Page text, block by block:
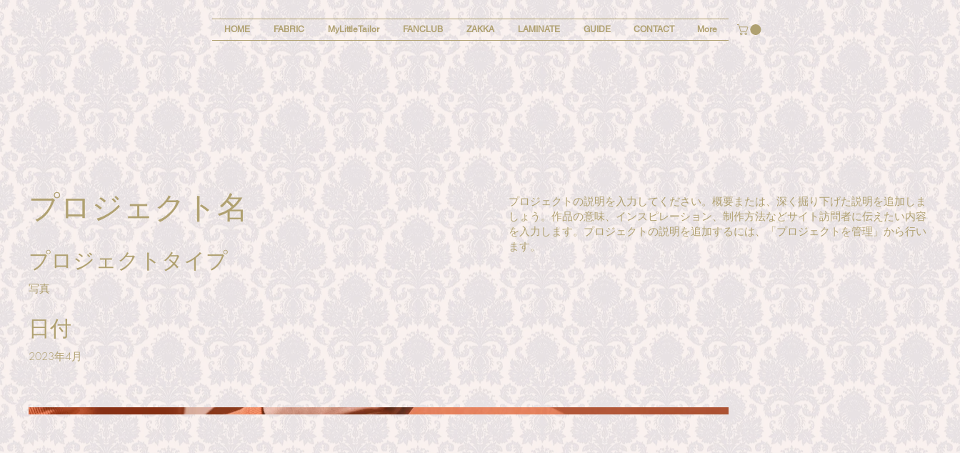
HOME FABRIC MyLittleTailor FANCLUB ZAKKA LAMINATE GUIDE CONTACT More
プロジェクト名
プロジェクトタイプ
写真
日付
2023年4月
プロジェクトの説明を入力してください。概要または、深く掘り下げた説明を追加しま
しょう。作品の意味、インスピレーション、制作方法などサイト訪問者に伝えたい内容
を入力します。プロジェクトの説明を追加するには、「プロジェクトを管理」から行い
ます。